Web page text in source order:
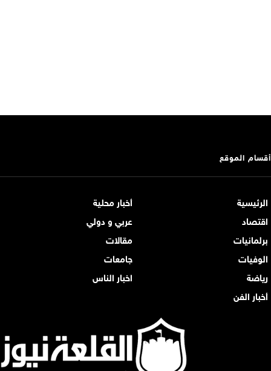
أقسام الموقع
الرئيسية
أخبار محلية
اقتصاد
عربي و دولي
برلمانيات
مقالات
الوفيات
جامعات
رياضة
اخبار الناس
أخبار الفن